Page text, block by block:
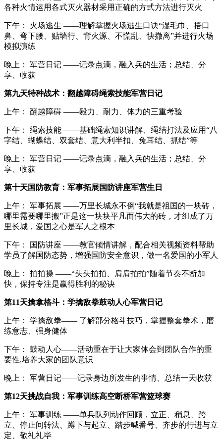
各种火情运用各式灭火器材采用正确的方式方法进行灭火
下午： 火场逃生 ——理解掌握火场逃生口诀“湿毛巾、捂口
鼻、弯下腰、贴墙行、背火源、不慌乱、快撤离”并进行火场
模拟演练
晚上： 军营日记 ——记录点滴，融入兵的生活；总结、分
享、收获
第九天特种战术：翻越障碍绳索技能军营日记
上午： 翻越障碍 ——毅力、耐力、体力的三重考验
下午： 绳索技能 ——基础绳索知识讲解、绳结打法及应用“八
字结、蝴蝶结、双套结、意大利半扣、兔耳结、抓结”等
晚上： 军营日记 ——记录点滴，融入兵的生活；总结、分
享、收获
第十天国防教育：军事拓展国防讲座军营生日
上午： 军事拓展 ——万里长城永不倒“我就是祖国的一块砖，
哪里需要哪里搬”正是这一块块平凡而伟大的砖，才组成了万
里长城，爱国之心是军人之根本
下午： 国防讲座 ——教官倾情讲解，配合相关视频资料帮助
学员了解国防态势，增强国防安全意识，做一名爱国的小军人
晚上： 拍拍操 ——“头头拍拍、肩肩拍拍”随着节奏不断加
快，保持专注是赢得胜利的秘诀
第11天擒拿格斗：学擒敌拳鼓动人心军营日记
上午： 学擒敌拳—— 了解部分格斗技巧，掌握整套拳术，磨
练意志、强身健体
下午： 鼓动人心——活动重在于让大家体会到团队合作的重
要性,培养大家的团队意识
晚上： 军营日记——记录身边所发生的事情、总结一天收获
第12天挑战自我：军事训练高空断桥军营篮球赛
上午： 军事训练 ——单兵队列动作回顾，立正、稍息、跨
立、停止间转法、蹲下与起立、踏步喊番号、齐步的行进与立
定、敬礼礼毕